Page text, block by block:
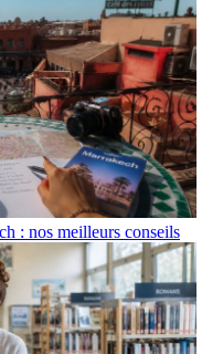
: nos meilleurs conseils